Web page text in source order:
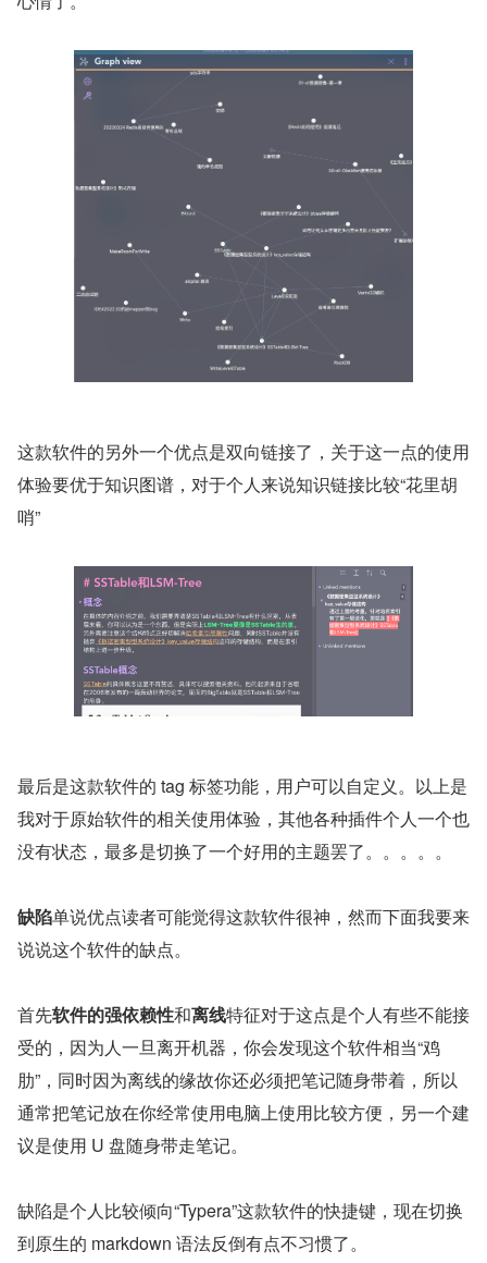
这款软件的另外一个优点是双向链接了，关于这一点的使用
体验要优于知识图谱，对于个人来说知识链接比较“花里胡
哨”
最后是这款软件的 tag 标签功能，用户可以自定义。以上是
我对于原始软件的相关使用体验，其他各种插件个人一个也
没有状态，最多是切换了一个好用的主题罢了。。。。。
缺陷单说优点读者可能觉得这款软件很神，然而下面我要来
说说这个软件的缺点。
首先软件的强依赖性和离线特征对于这点是个人有些不能接
受的，因为人一旦离开机器，你会发现这个软件相当“鸡
肋”，同时因为离线的缘故你还必须把笔记随身带着，所以
通常把笔记放在你经常使用电脑上使用比较方便，另一个建
议是使用 U 盘随身带走笔记。
缺陷是个人比较倾向“Typera”这款软件的快捷键，现在切换
到原生的 markdown 语法反倒有点不习惯了。